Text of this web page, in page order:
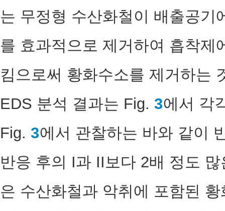
는 무정형 수산화철이 배출공기
를 효과적으로 제거하여 흡착제
킴으로써 황화수소를 제거하는
EDS 분석 결과는 Fig. 3에서 각
Fig. 3에서 관찰하는 바와 같이
반응 후의 I과 II보다 2배 정도
은 수산화철과 악취에 포함된